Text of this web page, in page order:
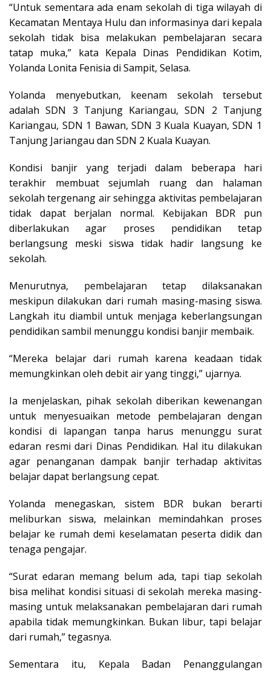
“Untuk sementara ada enam sekolah di tiga wilayah di
Kecamatan Mentaya Hulu dan informasinya dari kepala
sekolah tidak bisa melakukan pembelajaran secara
tatap muka,” kata Kepala Dinas Pendidikan Kotim,
Yolanda Lonita Fenisia di Sampit, Selasa.
Yolanda menyebutkan, keenam sekolah tersebut
adalah SDN 3 Tanjung Kariangau, SDN 2 Tanjung
Kariangau, SDN 1 Bawan, SDN 3 Kuala Kuayan, SDN 1
Tanjung Jariangau dan SDN 2 Kuala Kuayan.
Kondisi banjir yang terjadi dalam beberapa hari
terakhir membuat sejumlah ruang dan halaman
sekolah tergenang air sehingga aktivitas pembelajaran
tidak dapat berjalan normal. Kebijakan BDR pun
diberlakukan agar proses pendidikan tetap
berlangsung meski siswa tidak hadir langsung ke
sekolah.
Menurutnya, pembelajaran tetap dilaksanakan
meskipun dilakukan dari rumah masing-masing siswa.
Langkah itu diambil untuk menjaga keberlangsungan
pendidikan sambil menunggu kondisi banjir membaik.
“Mereka belajar dari rumah karena keadaan tidak
memungkinkan oleh debit air yang tinggi,” ujarnya.
Ia menjelaskan, pihak sekolah diberikan kewenangan
untuk menyesuaikan metode pembelajaran dengan
kondisi di lapangan tanpa harus menunggu surat
edaran resmi dari Dinas Pendidikan. Hal itu dilakukan
agar penanganan dampak banjir terhadap aktivitas
belajar dapat berlangsung cepat.
Yolanda menegaskan, sistem BDR bukan berarti
meliburkan siswa, melainkan memindahkan proses
belajar ke rumah demi keselamatan peserta didik dan
tenaga pengajar.
“Surat edaran memang belum ada, tapi tiap sekolah
bisa melihat kondisi situasi di sekolah mereka masing-
masing untuk melaksanakan pembelajaran dari rumah
apabila tidak memungkinkan. Bukan libur, tapi belajar
dari rumah,” tegasnya.
Sementara itu, Kepala Badan Penanggulangan